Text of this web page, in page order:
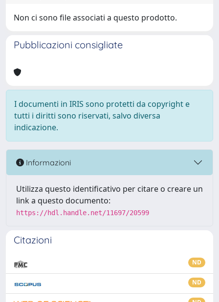
Non ci sono file associati a questo prodotto.
Pubblicazioni consigliate
I documenti in IRIS sono protetti da copyright e
tutti i diritti sono riservati, salvo diversa
indicazione.
Informazioni
Utilizza questo identificativo per citare o creare un
link a questo documento:
https://hdl.handle.net/11697/20599
Citazioni
ND
ND